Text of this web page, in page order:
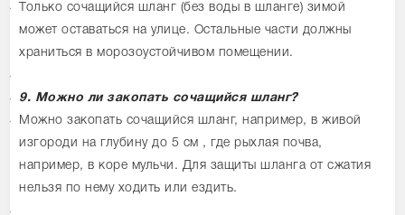
Только сочащийся шланг (без воды в шланге) зимой
может оставаться на улице. Остальные части должны
храниться в морозоустойчивом помещении.
9. Можно ли закопать сочащийся шланг?
Можно закопать сочащийся шланг, например, в живой
изгороди на глубину до 5 см , где рыхлая почва,
например, в коре мульчи. Для защиты шланга от сжатия
нельзя по нему ходить или ездить.